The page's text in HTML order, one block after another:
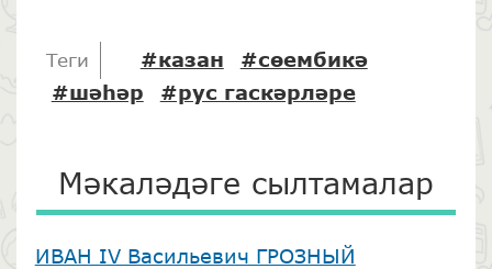
Теги #казан
#сөембикә
#шәһәр
#рус гаскәрләре
Мәкаләдәге сылтамалар
ИВАН IV Васильевич ГРОЗНЫЙ